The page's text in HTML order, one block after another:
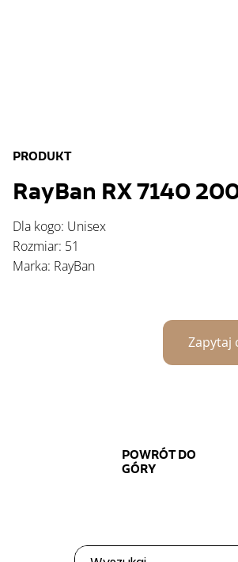
PRODUKT
RayBan RX 7140
Dla kogo: Unisex
Rozmiar: 51
Marka: RayBan
Zapytaj
POWRÓT DO
GÓRY